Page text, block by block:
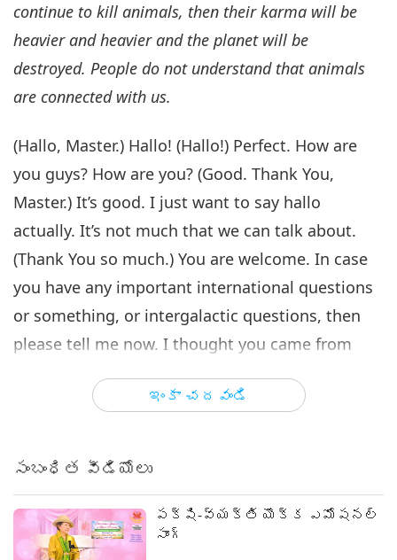
ఇంకా చదవండి
continue to kill animals, then their karma will be
heavier and heavier and the planet will be
destroyed. People do not understand that animals
are connected with us.
(Hallo, Master.) Hallo! (Hallo!) Perfect. How are
you guys? How are you? (Good. Thank You,
Master.) It’s good. I just want to say hallo
actually. It’s not much that we can talk about.
(Thank You so much.) You are welcome. In case
you have any important international questions
or something, or intergalactic questions, then
please tell me now. I thought you came from
is better than nothing, right? (Yes, Master.)
clear.) (Yes, Master.) Very good. Excellent! I have
Very, very busy I have been these days because
my dogs are not well. He [Good Love] took the
సంబంధిత వీడియోలు
పక్షి-వ్యక్తి యొక్క ఎమోషనల్
సాంగ్